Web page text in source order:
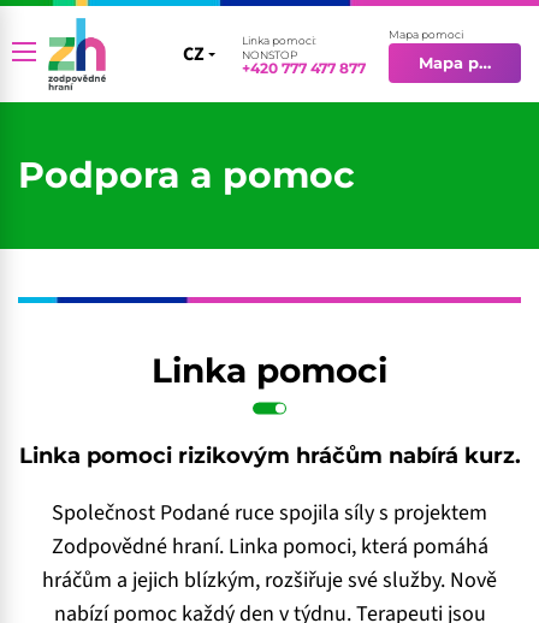
CZ
CZ
Linka pomoci:
NONSTOP
+420 777 477 877
Mapa pomoci
Mapa pomoci
Podpora a pomoc
Linka pomoci
Linka pomoci rizikovým hráčům nabírá kurz.
Společnost Podané ruce spojila síly s projektem
Zodpovědné hraní. Linka pomoci, která pomáhá
hráčům a jejich blízkým, rozšiřuje své služby. Nově
nabízí pomoc každý den v týdnu. Terapeuti jsou